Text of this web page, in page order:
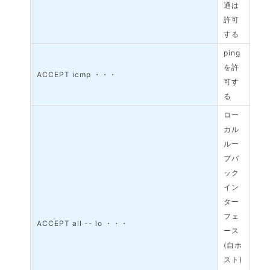
通は
許可
する
ACCEPT icmp ・・・
ping
を許
可す
る
ACCEPT all -- lo ・・・
ロー
カル
ルー
プバ
ック
イン
ター
フェ
ース
(自ホ
スト)